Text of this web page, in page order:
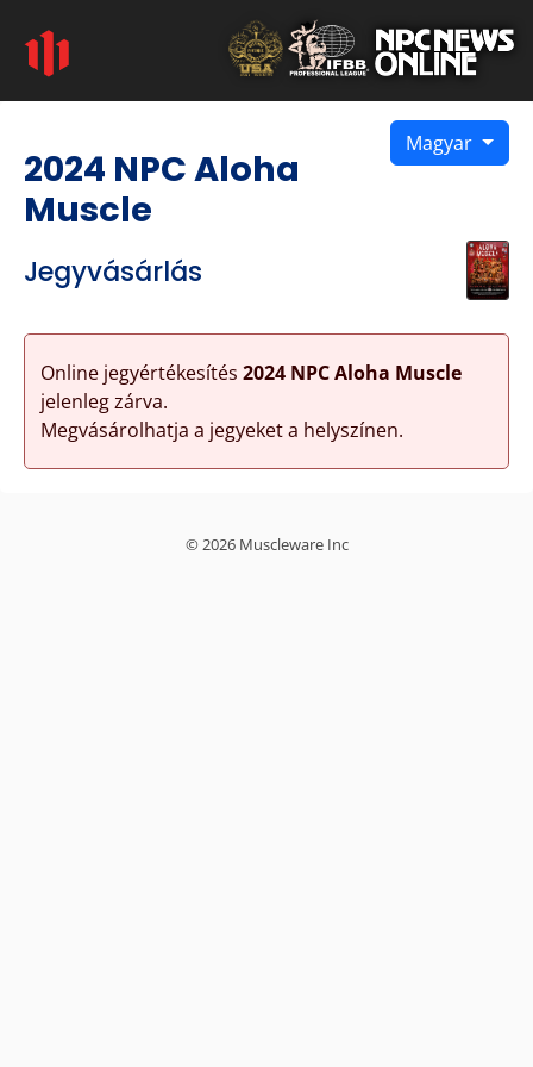
Magyar
2024 NPC Aloha
Muscle
Jegyvásárlás
Online jegyértékesítés 2024 NPC Aloha Muscle
jelenleg zárva.
Megvásárolhatja a jegyeket a helyszínen.
© 2026 Muscleware Inc